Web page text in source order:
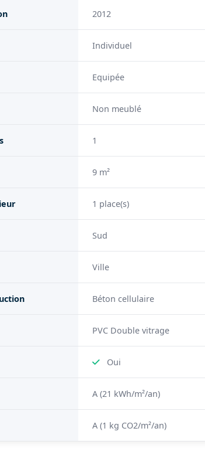
2012
Individuel
Equipée
Non meublé
1
9 m²
1 place(s)
Sud
Ville
Béton cellulaire
PVC Double vitrage
Oui
A (21 kWh/m²/an)
A (1 kg CO2/m²/an)